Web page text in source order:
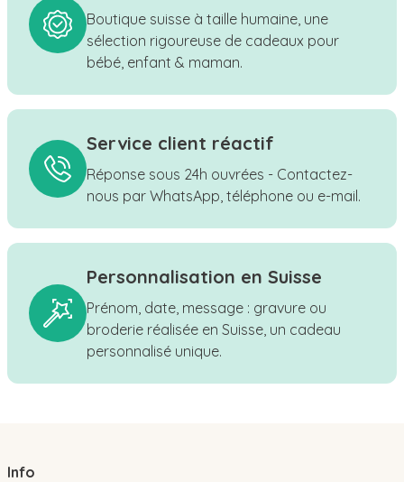
Boutique suisse à taille humaine, une
sélection rigoureuse de cadeaux pour
bébé, enfant & maman.
Service client réactif
Réponse sous 24h ouvrées - Contactez-
nous par WhatsApp, téléphone ou e-mail.
Personnalisation en Suisse
Prénom, date, message : gravure ou
broderie réalisée en Suisse, un cadeau
personnalisé unique.
Info